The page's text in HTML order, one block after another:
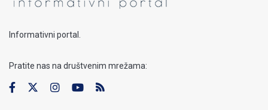
Informativni portal.
Pratite nas na društvenim mrežama: